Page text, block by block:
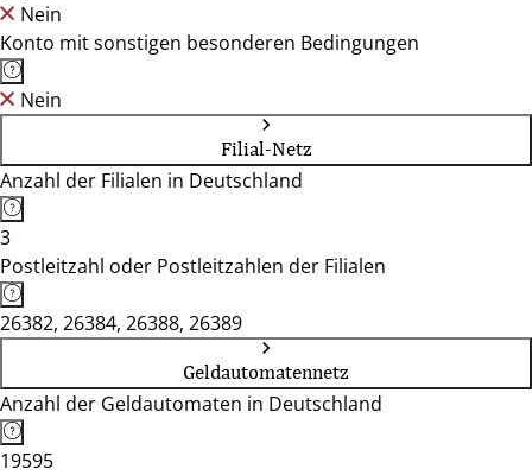
Nein
Konto mit sonstigen besonderen Bedingungen
Nein
Filial-Netz
Anzahl der Filialen in Deutschland
3
Postleitzahl oder Postleitzahlen der Filialen
26382, 26384, 26388, 26389
Geldautomatennetz
Anzahl der Geldautomaten in Deutschland
19595